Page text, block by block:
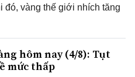
đó, vàng thế giới nhích tăng
hôm nay (4/8): Tụt
mức thấp